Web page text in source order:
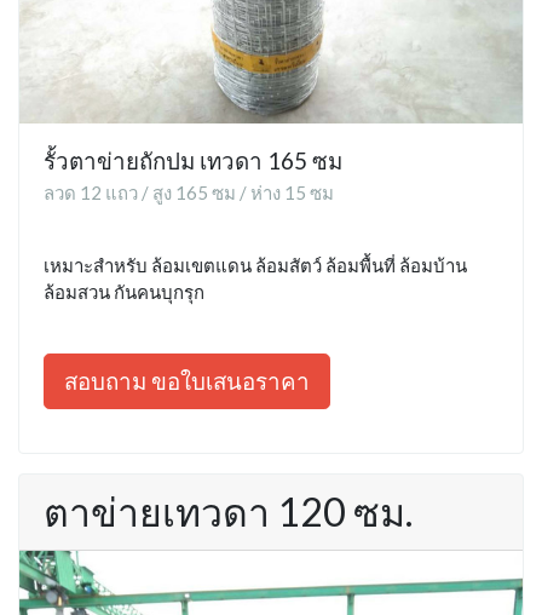
รั้วตาข่ายถักปม เทวดา 165 ซม
ลวด 12 แถว / สูง 165 ซม / ห่าง 15 ซม
เหมาะสำหรับ ล้อมเขตแดน ล้อมสัตว์ ล้อมพื้นที่ ล้อมบ้าน
ล้อมสวน กันคนบุกรุก
สอบถาม ขอใบเสนอราคา
ตาข่ายเทวดา 120 ซม.